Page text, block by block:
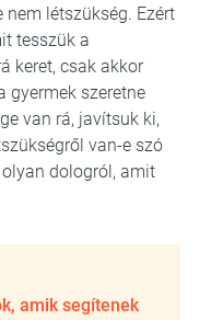
nem létszükség. Ezért
tesszük a
keret, csak akkor
gyermek szeretne
van rá, javítsuk ki,
van-e szó
dologról, amit
amik segítenek